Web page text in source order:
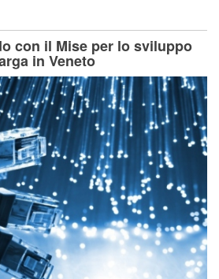
con il Mise per lo sviluppo
in Veneto